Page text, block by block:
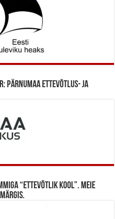
Pärnumaa Ettevõtlus- ja
“Ettevõtlik Kool”. Meie